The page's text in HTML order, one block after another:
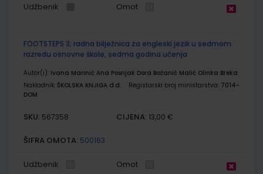
Udžbenik Omot
FOOTSTEPS 3; radna bilježnica za engleski jezik u sedmom
razredu osnovne škole, sedma godina učenja
Autor(i): Ivana Marinić Ana Posnjak Dora Božanić Malić Olinka Breka
Nakladnik: ŠKOLSKA KNJIGA d.d. Registarski broj ministarstva: 7014-
DOM
SKU: 567358 CIJENA: 13,00 €
ŠIFRA OMOTA: 500163
Udžbenik Omot